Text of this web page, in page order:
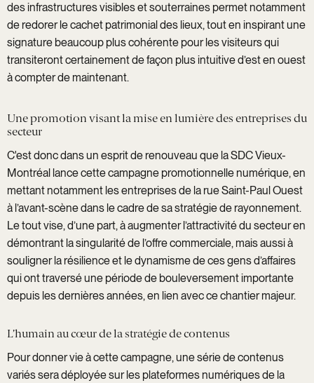
des infrastructures visibles et souterraines permet notamment
de redorer le cachet patrimonial des lieux, tout en inspirant une
signature beaucoup plus cohérente pour les visiteurs qui
transiteront certainement de façon plus intuitive d’est en ouest
à compter de maintenant.
Une promotion visant la mise en lumière des entreprises du
secteur
C'est donc dans un esprit de renouveau que la SDC Vieux-
Montréal lance cette campagne promotionnelle numérique, en
mettant notamment les entreprises de la rue Saint-Paul Ouest
à l’avant-scène dans le cadre de sa stratégie de rayonnement.
Le tout vise, d’une part, à augmenter l’attractivité du secteur en
démontrant la singularité de l’offre commerciale, mais aussi à
souligner la résilience et le dynamisme de ces gens d’affaires
qui ont traversé une période de bouleversement importante
depuis les dernières années, en lien avec ce chantier majeur.
L’humain au cœur de la stratégie de contenus
Pour donner vie à cette campagne, une série de contenus
variés sera déployée sur les plateformes numériques de la